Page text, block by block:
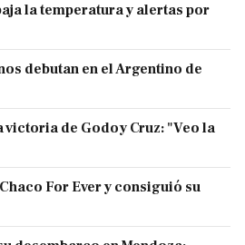
la temperatura y alertas por
debutan en el Argentino de
victoria de Godoy Cruz: "Veo la
For Ever y consiguió su